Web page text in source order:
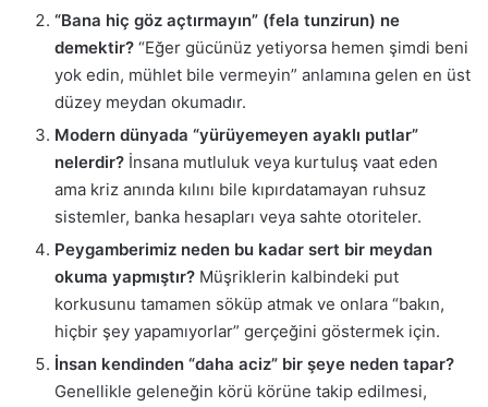
“Bana hiç göz açtırmayın” (fela tunzirun) ne
demektir? “Eğer gücünüz yetiyorsa hemen şimdi beni
yok edin, mühlet bile vermeyin” anlamına gelen en üst
düzey meydan okumadır.
Modern dünyada “yürüyemeyen ayaklı putlar”
nelerdir? İnsana mutluluk veya kurtuluş vaat eden
ama kriz anında kılını bile kıpırdatamayan ruhsuz
sistemler, banka hesapları veya sahte otoriteler.
Peygamberimiz neden bu kadar sert bir meydan
okuma yapmıştır? Müşriklerin kalbindeki put
korkusunu tamamen söküp atmak ve onlara “bakın,
hiçbir şey yapamıyorlar” gerçeğini göstermek için.
İnsan kendinden “daha aciz” bir şeye neden tapar?
Genellikle geleneğin körü körüne takip edilmesi,